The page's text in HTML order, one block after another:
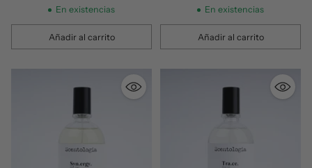
En existencias
Añadir al carrito
Cantidad
En existencias
Añadir al carrito
Cantidad